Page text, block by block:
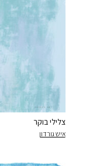
צלילי בוקר
איש גורדון